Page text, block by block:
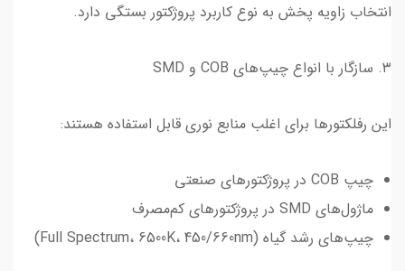
انتخاب زاویه پخش به نوع کاربرد پروژکتور بستگی دارد.
۳. سازگار با انواع چیپ‌های COB و SMD
این رفلکتورها برای اغلب منابع نوری قابل استفاده هستند:
چیپ COB در پروژکتورهای صنعتی
ماژول‌های SMD در پروژکتورهای کم‌مصرف
چیپ‌های رشد گیاه (Full Spectrum، 6500K، 450/660nm)